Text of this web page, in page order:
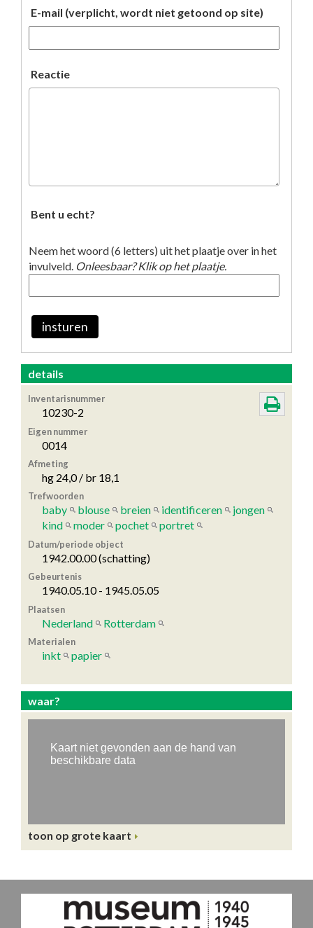
E-mail (verplicht, wordt niet getoond op site)
Reactie
Bent u echt?
Neem het woord (6 letters) uit het plaatje over in het
invulveld. Onleesbaar? Klik op het plaatje.
insturen
details
Inventarisnummer
10230-2
Eigen nummer
0014
Afmeting
hg 24,0 / br 18,1
Trefwoorden
baby blouse breien identificeren
jongen
kind
moder pochet portret
Datum/periode object
1942.00.00 (schatting)
Gebeurtenis
1940.05.10 - 1945.05.05
Plaatsen
Nederland Rotterdam
Materialen
inkt papier
waar?
toon op grote kaart